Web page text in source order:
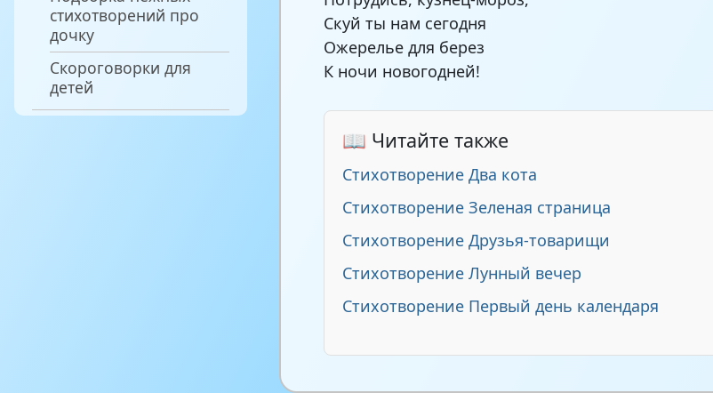
стихотворений про
дочку
Скороговорки для
детей
Скуй ты нам сегодня
Ожерелье для берез
К ночи новогодней!
📖 Читайте также
Стихотворение Два кота
Стихотворение Зеленая страница
Стихотворение Друзья-товарищи
Стихотворение Лунный вечер
Стихотворение Первый день календаря